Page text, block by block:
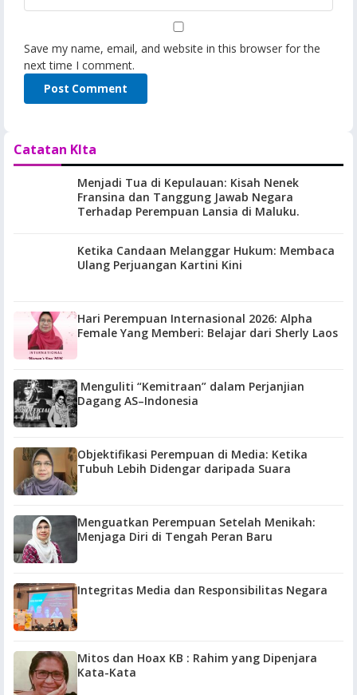
Save my name, email, and website in this browser for the
next time I comment.
Catatan KIta
Menjadi Tua di Kepulauan: Kisah Nenek
Fransina dan Tanggung Jawab Negara
Terhadap Perempuan Lansia di Maluku.
Ketika Candaan Melanggar Hukum: Membaca
Ulang Perjuangan Kartini Kini
Hari Perempuan Internasional 2026: Alpha
Female Yang Memberi: Belajar dari Sherly Laos
Menguliti “Kemitraan” dalam Perjanjian
Dagang AS–Indonesia
Objektifikasi Perempuan di Media: Ketika
Tubuh Lebih Didengar daripada Suara
Menguatkan Perempuan Setelah Menikah:
Menjaga Diri di Tengah Peran Baru
Integritas Media dan Responsibilitas Negara
Mitos dan Hoax KB : Rahim yang Dipenjara
Kata-Kata